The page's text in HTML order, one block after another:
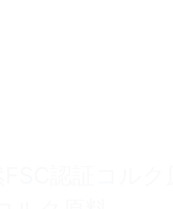
FSC認証コル